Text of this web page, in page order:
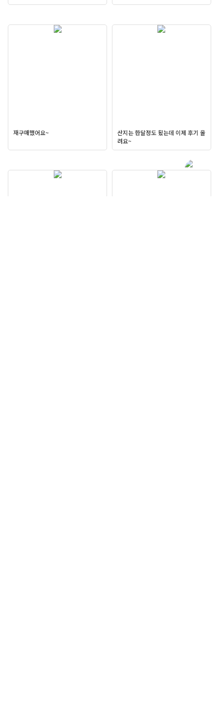
재구매했어요~
산지는 한달정도 됬는데 이제 후기 올
려요~